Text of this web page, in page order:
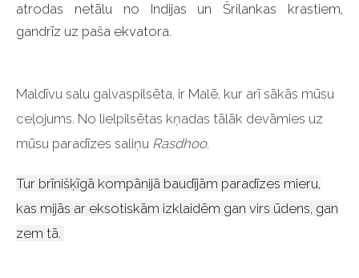
atrodas netālu no Indijas un Šrilankas krastiem,
gandrīz uz paša ekvatora.
Maldīvu salu galvaspilsēta, ir Malē, kur arī sākās mūsu
ceļojums. No lielpilsētas kņadas tālāk devāmies uz
mūsu paradīzes saliņu Rasdhoo.
Tur brīnišķīgā kompānijā baudījām paradīzes mieru,
kas mijās ar eksotiskām izklaidēm gan virs ūdens, gan
zem tā.